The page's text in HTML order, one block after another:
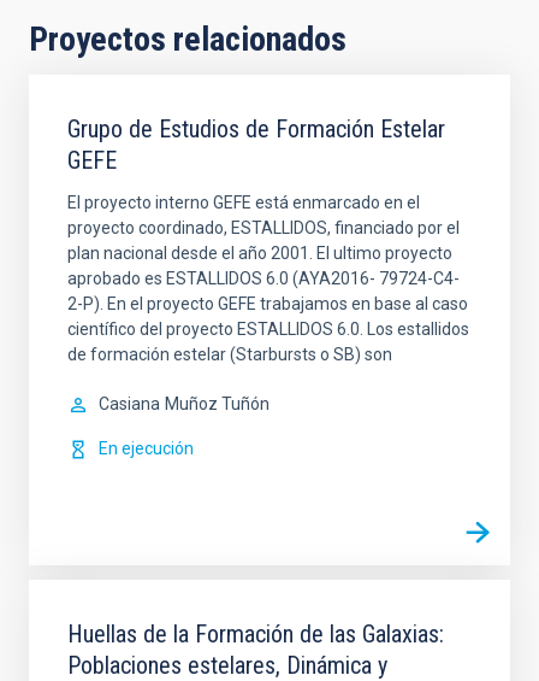
Proyectos relacionados
Grupo de Estudios de Formación Estelar
GEFE
El proyecto interno GEFE está enmarcado en el
proyecto coordinado, ESTALLIDOS, financiado por el
plan nacional desde el año 2001. El ultimo proyecto
aprobado es ESTALLIDOS 6.0 (AYA2016- 79724-C4-
2-P). En el proyecto GEFE trabajamos en base al caso
científico del proyecto ESTALLIDOS 6.0. Los estallidos
de formación estelar (Starbursts o SB) son
Casiana Muñoz Tuñón
En ejecución
Huellas de la Formación de las Galaxias:
Poblaciones estelares, Dinámica y